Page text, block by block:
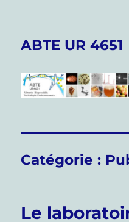
ABTE UR 4651
Catégorie :
Le